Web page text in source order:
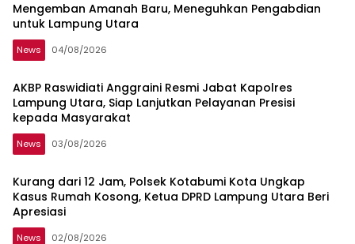
Mengemban Amanah Baru, Meneguhkan Pengabdian
untuk Lampung Utara
News 04/08/2026
AKBP Raswidiati Anggraini Resmi Jabat Kapolres
Lampung Utara, Siap Lanjutkan Pelayanan Presisi
kepada Masyarakat
News 03/08/2026
Kurang dari 12 Jam, Polsek Kotabumi Kota Ungkap
Kasus Rumah Kosong, Ketua DPRD Lampung Utara Beri
Apresiasi
News 02/08/2026